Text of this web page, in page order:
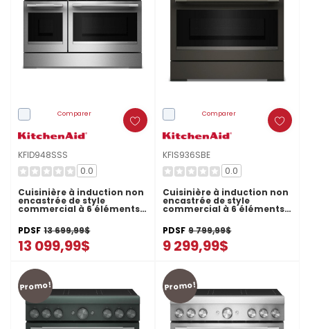
Comparer
KFID948SSS
0.0
Cuisinière à induction non
encastrée de style
commercial à 6 éléments
KitchenAid® de 48 po
KFID948SSS
PDSF 13 699,99$
13 099,99$
Comparer
KFIS936SBE
0.0
Cuisinière à induction non
encastrée de style
commercial à 6 éléments
KitchenAid® de 36 po
KFIS936SBE
PDSF 9 799,99$
9 299,99$
Promo! Promo!